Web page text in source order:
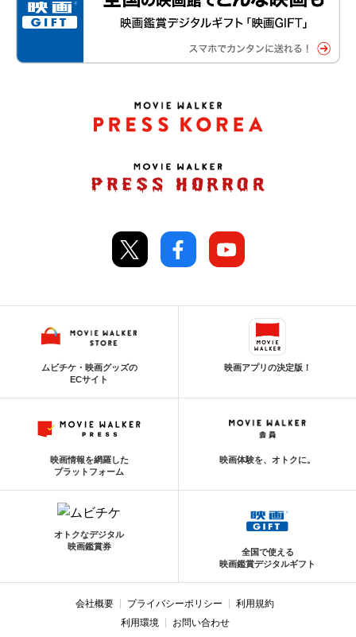
ムビチケ・映画グッズの
ECサイト
映画アプリの決定版！
映画情報を網羅した
プラットフォーム
映画体験を、オトクに。
オトクなデジタル
映画鑑賞券
全国で使える
映画鑑賞デジタルギフト
会社概要 プライバシーポリシー
利用規約
利用環境
お問い合わせ